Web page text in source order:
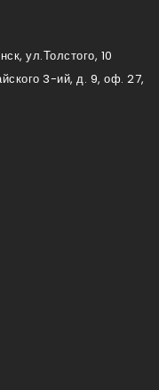
ул.Толстого, 10
3-ий, д. 9, оф. 27,